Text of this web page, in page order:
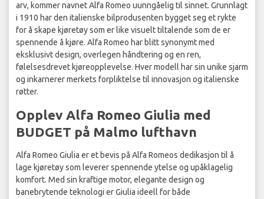
arv, kommer navnet Alfa Romeo uunngåelig til sinnet. Grunnlagt
i 1910 har den italienske bilprodusenten bygget seg et rykte
for å skape kjøretøy som er like visuelt tiltalende som de er
spennende å kjøre. Alfa Romeo har blitt synonymt med
eksklusivt design, overlegen håndtering og en ren,
følelsesdrevet kjøreopplevelse. Hver modell har sin unike sjarm
og inkarnerer merkets forpliktelse til innovasjon og italienske
røtter.
Opplev Alfa Romeo Giulia med
BUDGET på Malmo lufthavn
Alfa Romeo Giulia er et bevis på Alfa Romeos dedikasjon til å
lage kjøretøy som leverer spennende ytelse og upåklagelig
komfort. Med sin kraftige motor, elegante design og
banebrytende teknologi er Giulia ideell for både